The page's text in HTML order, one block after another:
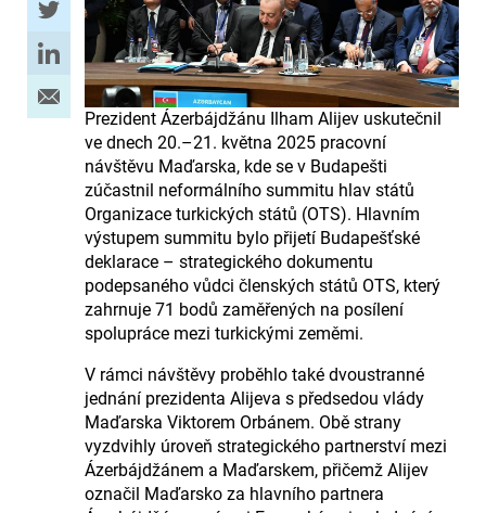
Prezident Ázerbájdžánu Ilham Alijev uskutečnil
ve dnech 20.–21. května 2025 pracovní
návštěvu Maďarska, kde se v Budapešti
zúčastnil neformálního summitu hlav států
Organizace turkických států (OTS). Hlavním
výstupem summitu bylo přijetí Budapešťské
deklarace – strategického dokumentu
podepsaného vůdci členských států OTS, který
zahrnuje 71 bodů zaměřených na posílení
spolupráce mezi turkickými zeměmi.
V rámci návštěvy proběhlo také dvoustranné
jednání prezidenta Alijeva s předsedou vlády
Maďarska Viktorem Orbánem. Obě strany
vyzdvihly úroveň strategického partnerství mezi
Ázerbájdžánem a Maďarskem, přičemž Alijev
označil Maďarsko za hlavního partnera